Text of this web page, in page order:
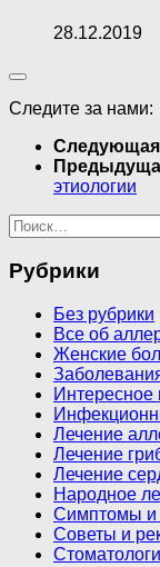
28.12.2019
Следите за нами:
Следующая
этиологии
Найти:
Рубрики
Без рубрики
Все об
Женские
Лечение
Лечение
Лечение
Народное
Симптомы и
Советы и